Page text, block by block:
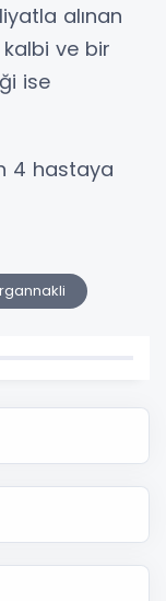
alınan
ve bir
ise
4 hastaya